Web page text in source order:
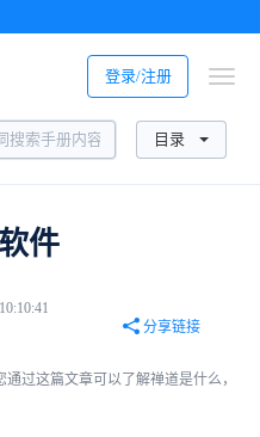
登录/注册
目录
件
分享链接
过这篇文章可以了解禅道是什么，